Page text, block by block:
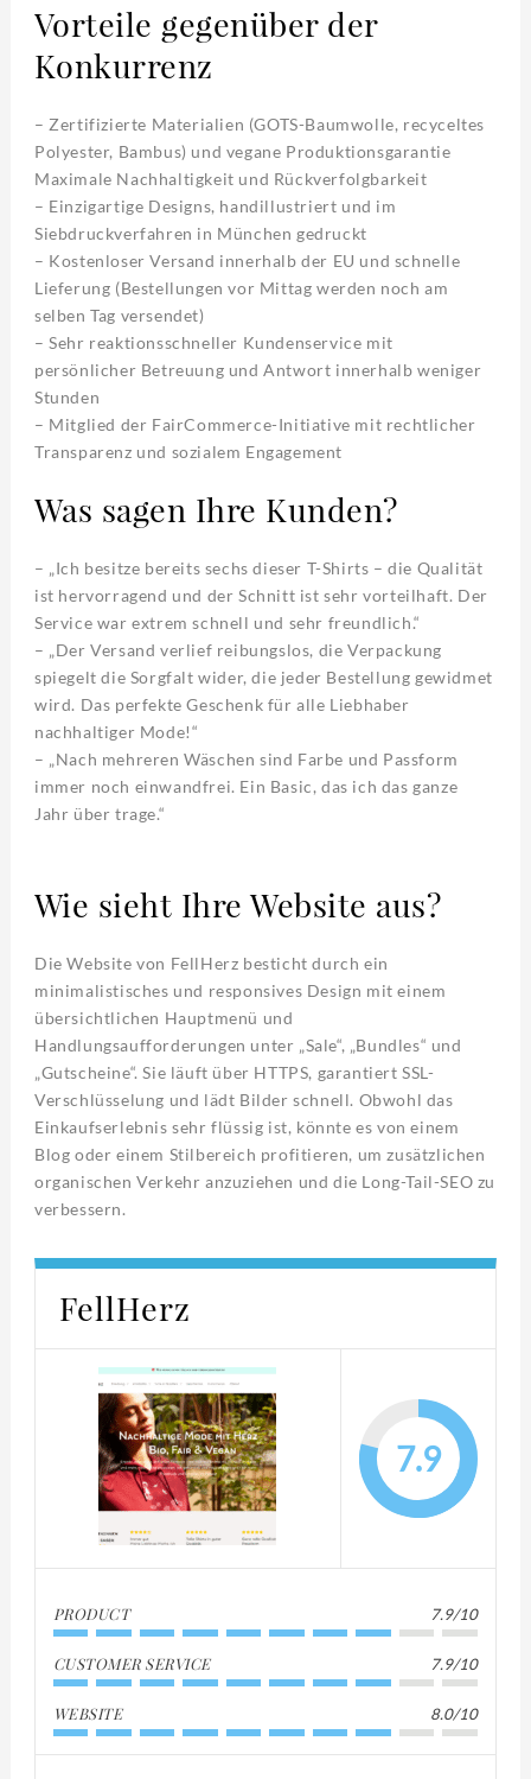
Vorteile gegenüber der
Konkurrenz
– Zertifizierte Materialien (GOTS-Baumwolle, recyceltes
Polyester, Bambus) und vegane Produktionsgarantie
Maximale Nachhaltigkeit und Rückverfolgbarkeit
– Einzigartige Designs, handillustriert und im
Siebdruckverfahren in München gedruckt
– Kostenloser Versand innerhalb der EU und schnelle
Lieferung (Bestellungen vor Mittag werden noch am
selben Tag versendet)
– Sehr reaktionsschneller Kundenservice mit
persönlicher Betreuung und Antwort innerhalb weniger
Stunden
– Mitglied der FairCommerce-Initiative mit rechtlicher
Transparenz und sozialem Engagement
Was sagen Ihre Kunden?
– „Ich besitze bereits sechs dieser T-Shirts – die Qualität
ist hervorragend und der Schnitt ist sehr vorteilhaft. Der
Service war extrem schnell und sehr freundlich.“
– „Der Versand verlief reibungslos, die Verpackung
spiegelt die Sorgfalt wider, die jeder Bestellung gewidmet
wird. Das perfekte Geschenk für alle Liebhaber
nachhaltiger Mode!“
– „Nach mehreren Wäschen sind Farbe und Passform
immer noch einwandfrei. Ein Basic, das ich das ganze
Jahr über trage.“
Wie sieht Ihre Website aus?
Die Website von FellHerz besticht durch ein
minimalistisches und responsives Design mit einem
übersichtlichen Hauptmenü und
Handlungsaufforderungen unter „Sale“, „Bundles“ und
„Gutscheine“. Sie läuft über HTTPS, garantiert SSL-
Verschlüsselung und lädt Bilder schnell. Obwohl das
Einkaufserlebnis sehr flüssig ist, könnte es von einem
Blog oder einem Stilbereich profitieren, um zusätzlichen
organischen Verkehr anzuziehen und die Long-Tail-SEO zu
verbessern.
FellHerz
7.9
PRODUCT 7.9/10
CUSTOMER SERVICE 7.9/10
WEBSITE 8.0/10